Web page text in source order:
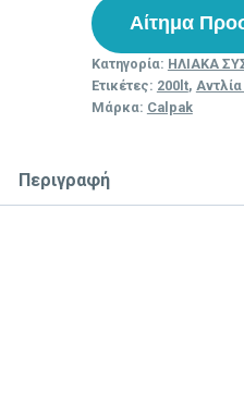
Αίτημα
Κατηγορία: ΗΛΙΑΚΑ
Ετικέτες: 200lt,
Μάρκα: Calpak
Περιγραφή